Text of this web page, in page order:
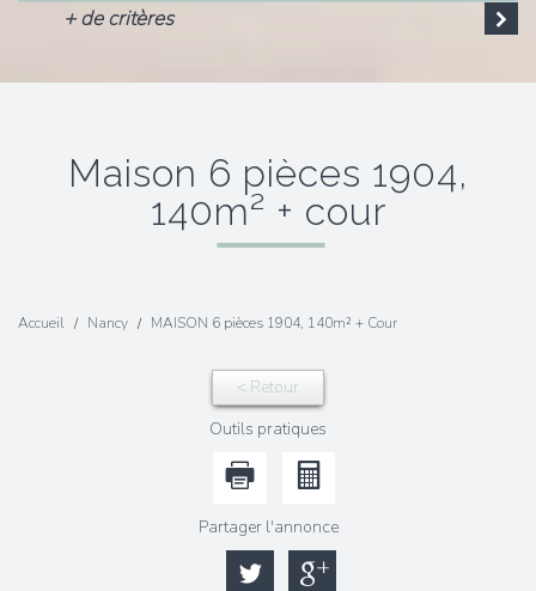
+ de critères
maison 6 pièces 1904,
140m² + cour
Accueil Nancy MAISON 6 pièces 1904, 140m² + Cour
< Retour
Outils pratiques
Partager l'annonce